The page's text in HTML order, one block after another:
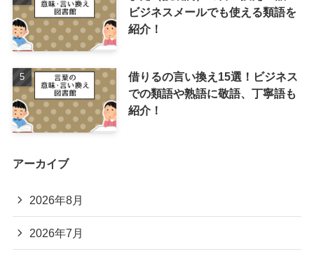
ビジネスメールでも使える類語を
紹介！
借りるの言い換え15選！ビジネス
での類語や熟語に敬語、丁寧語も
紹介！
アーカイブ
2026年8月
2026年7月